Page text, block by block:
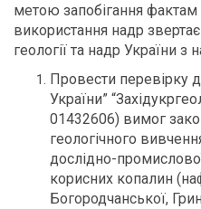
метою запобігання
використання надр
геології та надр України з
Провести перевірку
України”
01432606) вимог
геологічного
дослідно-
корисних копалин
Богородчанської,